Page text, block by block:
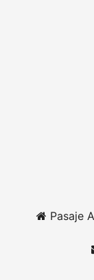
Pasaje